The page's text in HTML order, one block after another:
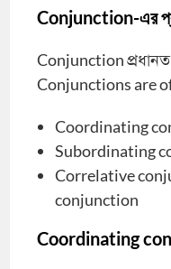
Conjunction-এর
Conjunction
Conjunctions are
Coordinating
Subordinating
Correlative
conjunction
Coordinating